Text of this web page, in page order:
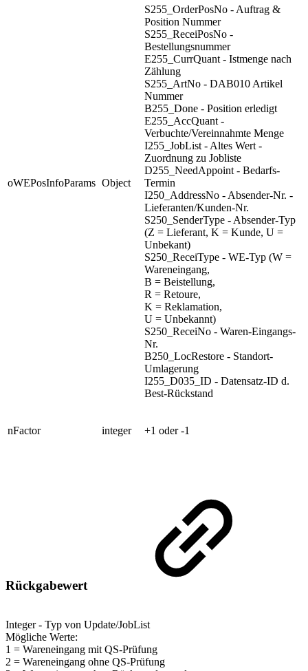
oWEPosInfoParams Object
S255_OrderPosNo - Auftrag &
Position Nummer
S255_ReceiPosNo -
Bestellungsnummer
E255_CurrQuant - Istmenge nach
Zählung
S255_ArtNo - DAB010 Artikel
Nummer
B255_Done - Position erledigt
E255_AccQuant -
Verbuchte/Vereinnahmte Menge
I255_JobList - Altes Wert -
Zuordnung zu Jobliste
D255_NeedAppoint - Bedarfs-
Termin
I250_AddressNo - Absender-Nr. -
Lieferanten/Kunden-Nr.
S250_SenderType - Absender-Typ
(Z = Lieferant, K = Kunde, U =
Unbekant)
S250_ReceiType - WE-Typ (W =
Wareneingang,
B = Beistellung,
R = Retoure,
K = Reklamation,
U = Unbekannt)
S250_ReceiNo - Waren-Eingangs-
Nr.
B250_LocRestore - Standort-
Umlagerung
I255_D035_ID - Datensatz-ID d.
Best-Rückstand
nFactor integer +1 oder -1
Rückgabewert
Integer - Typ von Update/JobList
Mögliche Werte:
1 = Wareneingang mit QS-Prüfung
2 = Wareneingang ohne QS-Prüfung